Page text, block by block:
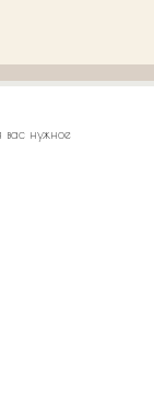
вас нужное